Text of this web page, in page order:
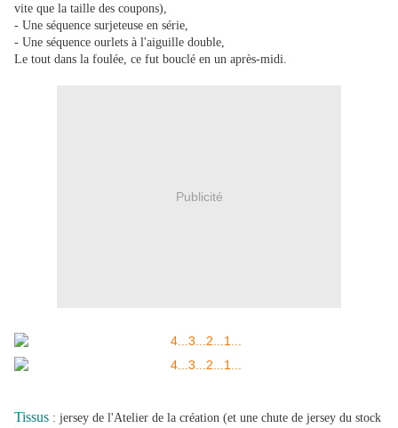
vite que la taille des coupons),
- Une séquence surjeteuse en série,
- Une séquence ourlets à l'aiguille double,
Le tout dans la foulée, ce fut bouclé en un après-midi.
Publicité
Tissus : jersey de l'Atelier de la création (et une chute de jersey du stock